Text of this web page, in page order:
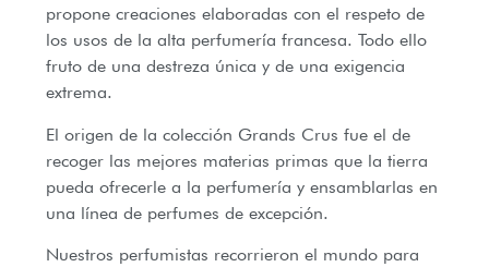
propone creaciones elaboradas con el respeto de
los usos de la alta perfumería francesa. Todo ello
fruto de una destreza única y de una exigencia
extrema.
El origen de la colección Grands Crus fue el de
recoger las mejores materias primas que la tierra
pueda ofrecerle a la perfumería y ensamblarlas en
una línea de perfumes de excepción.
Nuestros perfumistas recorrieron el mundo para